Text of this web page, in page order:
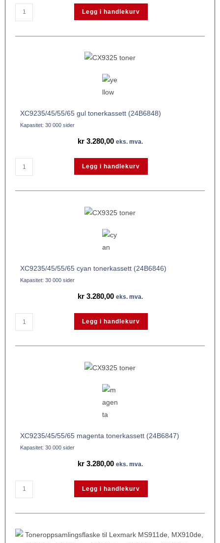
Legg i handlekurv
XC9235/45/55/65 gul tonerkassett (24B6848)
Kapasitet: 30 000 sider
kr3.280,00 eks. mva.
Legg i handlekurv
XC9235/45/55/65 cyan tonerkassett (24B6846)
Kapasitet: 30 000 sider
kr3.280,00 eks. mva.
Legg i handlekurv
XC9235/45/55/65 magenta tonerkassett (24B6847)
Kapasitet: 30 000 sider
kr3.280,00 eks. mva.
Legg i handlekurv